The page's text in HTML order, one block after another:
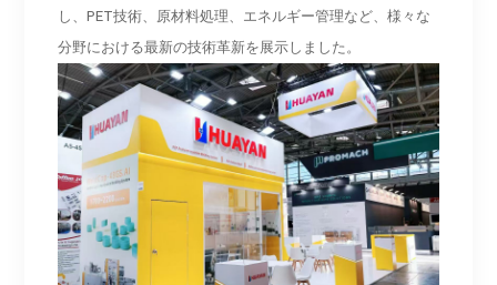
し、PET技術、原材料処理、エネルギー管理など、様々な
分野における最新の技術革新を展示しました。